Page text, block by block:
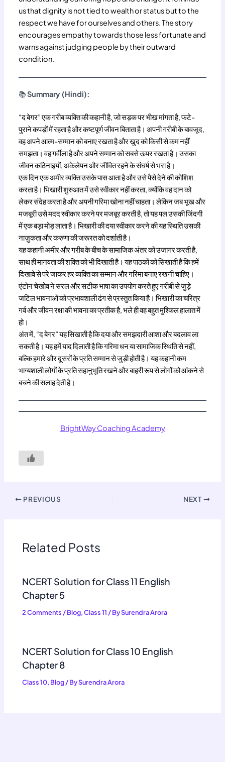
us that dignity is not tied to wealth or status but to the
respect we have for ourselves and others. The story
encourages empathy towards those less fortunate and
warns against judging people by their outward
condition.
📚Summary (Hindi):
“द बेगर” एक गरीब व्यक्ति की कहानी है, जो सड़क पर भीख मांगता है, फटे-
पुराने कपड़ों में रहता है और कष्टपूर्ण जीवन बिताता है। अपनी गरीबी के बावजूद,
वह अपने आत्म-सम्मान को बनाए रखता है और खुद को किसी से कम नहीं
समझता। वह गर्वीला है और अपने सम्मान को सबसे ऊपर रखता है। उसका
जीवन कठिनाइयों, अकेलेपन और जीवित रहने के संघर्ष से भरा है।
एक दिन एक अमीर व्यक्ति उसके पास आता है और उसे पैसे देने की कोशिश
करता है। भिखारी शुरुआत में उसे स्वीकार नहीं करता, क्योंकि वह दान को
लेकर संदेह करता है और अपनी गरिमा खोना नहीं चाहता। लेकिन जब भूख और
मजबूरी उसे मदद स्वीकार करने पर मजबूर करती है, तो यह पल उसकी जिंदगी
में एक बड़ा मोड़ लाता है। भिखारी की दया स्वीकार करने की यह स्थिति उसकी
नाज़ुकता और करुणा की जरूरत को दर्शाती है।
यह कहानी अमीर और गरीब के बीच के सामाजिक अंतर को उजागर करती है,
साथ ही मानवता की शक्ति को भी दिखाती है। यह पाठकों को सिखाती है कि हमें
दिखावे से परे जाकर हर व्यक्ति का सम्मान और गरिमा बनाए रखनी चाहिए।
एंटोन चेखोव ने सरल और सटीक भाषा का उपयोग करते हुए गरीबी से जुड़े
जटिल भावनाओं को प्रभावशाली ढंग से प्रस्तुत किया है। भिखारी का चरित्र
गर्व और जीवन रक्षा की भावना का प्रतीक है, भले ही वह बहुत मुश्किल हालात में
हो।
अंत में, “द बेगर” यह सिखाती है कि दया और समझदारी आशा और बदलाव ला
सकती है। यह हमें याद दिलाती है कि गरिमा धन या सामाजिक स्थिति से नहीं,
बल्कि हमारे और दूसरों के प्रति सम्मान से जुड़ी होती है। यह कहानी कम
भाग्यशाली लोगों के प्रति सहानुभूति रखने और बाहरी रूप से लोगों को आंकने से
बचने की सलाह देती है।
BrightWay Coaching Academy
PREVIOUS NEXT
Related Posts
NCERT Solution for Class 11 English
Chapter 5
2 Comments /Blog,Class 11 / BySurendra Arora
NCERT Solution for Class 10 English
Chapter 8
Class 10, Blog/ BySurendra Arora